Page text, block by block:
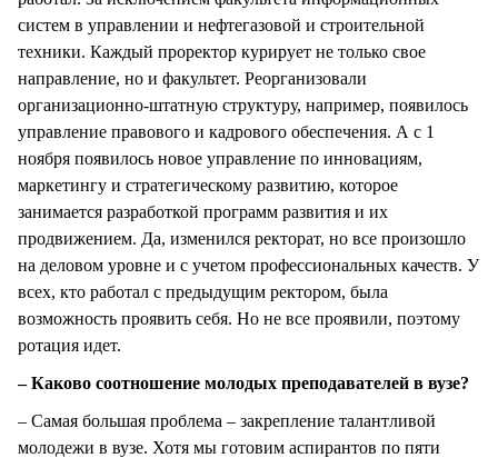
систем в управлении и нефтегазовой и строительной
техники. Каждый проректор курирует не только свое
направление, но и факультет. Реорганизовали
организационно-штатную структуру, например, появилось
управление правового и кадрового обеспечения. А с 1
ноября появилось новое управление по инновациям,
маркетингу и стратегическому развитию, которое
занимается разработкой программ развития и их
продвижением. Да, изменился ректорат, но все произошло
на деловом уровне и с учетом профессиональных качеств. У
всех, кто работал с предыдущим ректором, была
возможность проявить себя. Но не все проявили, поэтому
ротация идет.
– Каково соотношение молодых преподавателей в вузе?
– Самая большая проблема – закрепление талантливой
молодежи в вузе. Хотя мы готовим аспирантов по пяти